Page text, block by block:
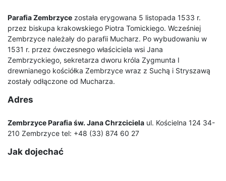
Parafia Zembrzyce została erygowana 5 listopada 1533 r.
przez biskupa krakowskiego Piotra Tomickiego. Wcześniej
Zembrzyce należały do parafii Mucharz. Po wybudowaniu w
1531 r. przez ówczesnego właściciela wsi Jana
Zembrzyckiego, sekretarza dworu króla Zygmunta I
drewnianego kościółka Zembrzyce wraz z Suchą i Stryszawą
zostały odłączone od Mucharza.
Adres
Zembrzyce Parafia św. Jana Chrzciciela ul. Kościelna 124 34-
210 Zembrzyce tel: +48 (33) 874 60 27
Jak dojechać